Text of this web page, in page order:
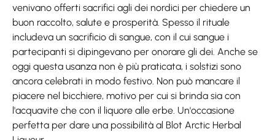
venivano offerti sacrifici agli dei nordici per chiedere un
buon raccolto, salute e prosperità. Spesso il rituale
includeva un sacrificio di sangue, con il cui sangue i
partecipanti si dipingevano per onorare gli dei. Anche se
oggi questa usanza non è più praticata, i solstizi sono
ancora celebrati in modo festivo. Non può mancare il
piacere nel bicchiere, motivo per cui si brinda sia con
l'acquavite che con il liquore alle erbe. Un'occasione
perfetta per dare una possibilità al Blot Arctic Herbal